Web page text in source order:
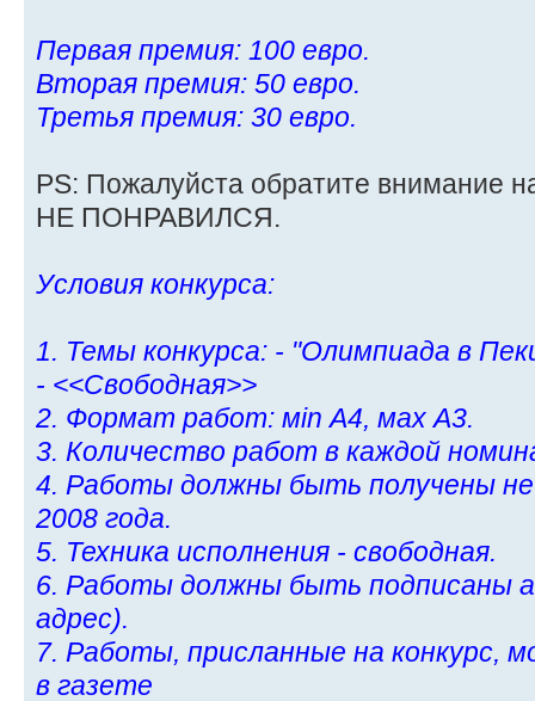
Первая премия: 100 евро.
Вторая премия: 50 евро.
Третья премия: 30 евро.
PS: Пожалуйста обратите внимание
НЕ ПОНРАВИЛСЯ.
Условия конкурса:
1. Темы конкурса: - "Олимпиада в
- <<Свободная>>
2. Формат работ: мin А4, мах А3.
3. Количество работ в каждой
4. Работы должны быть получены не
2008 года.
5. Техника исполнения - свободная.
6. Работы должны быть подписаны
адрес).
7. Работы, присланные на конкурс,
в газете